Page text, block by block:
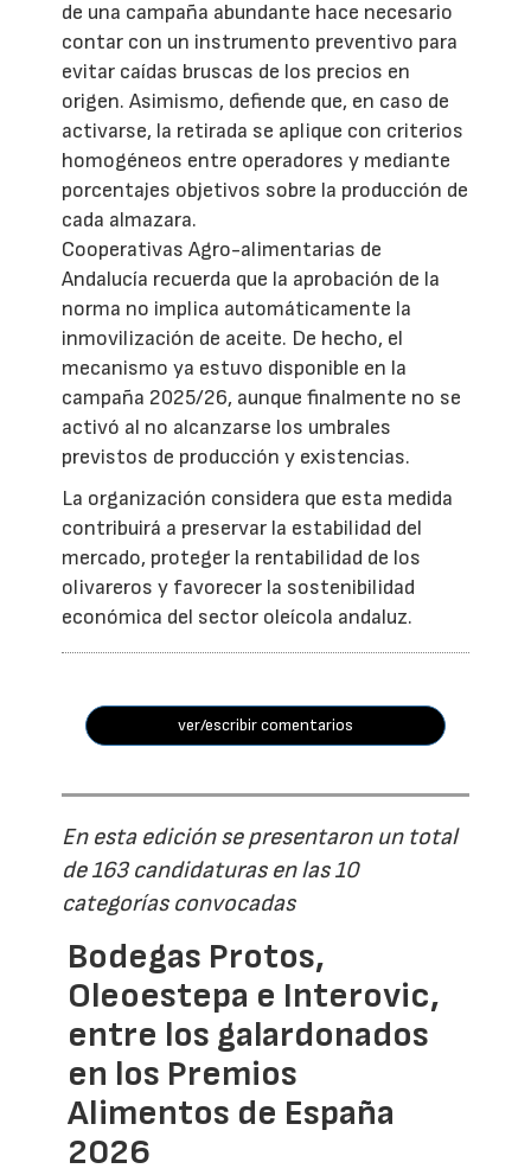
de una campaña abundante hace necesario
contar con un instrumento preventivo para
evitar caídas bruscas de los precios en
origen. Asimismo, defiende que, en caso de
activarse, la retirada se aplique con criterios
homogéneos entre operadores y mediante
porcentajes objetivos sobre la producción de
cada almazara.
Cooperativas Agro-alimentarias de
Andalucía recuerda que la aprobación de la
norma no implica automáticamente la
inmovilización de aceite. De hecho, el
mecanismo ya estuvo disponible en la
campaña 2025/26, aunque finalmente no se
activó al no alcanzarse los umbrales
previstos de producción y existencias.
La organización considera que esta medida
contribuirá a preservar la estabilidad del
mercado, proteger la rentabilidad de los
olivareros y favorecer la sostenibilidad
económica del sector oleícola andaluz.
ver/escribir comentarios
En esta edición se presentaron un total
de 163 candidaturas en las 10
categorías convocadas
Bodegas Protos,
Oleoestepa e Interovic,
entre los galardonados
en los Premios
Alimentos de España
2026